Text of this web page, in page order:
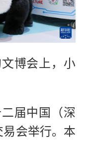
博会上，小
届中国（深
会举行。本